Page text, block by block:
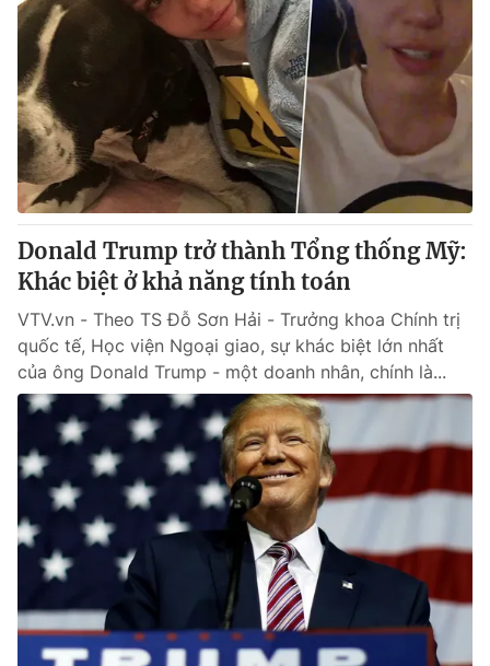
Donald Trump trở thành Tổng thống Mỹ:
Khác biệt ở khả năng tính toán
VTV.vn - Theo TS Đỗ Sơn Hải - Trưởng khoa Chính trị
quốc tế, Học viện Ngoại giao, sự khác biệt lớn nhất
của ông Donald Trump - một doanh nhân, chính là...